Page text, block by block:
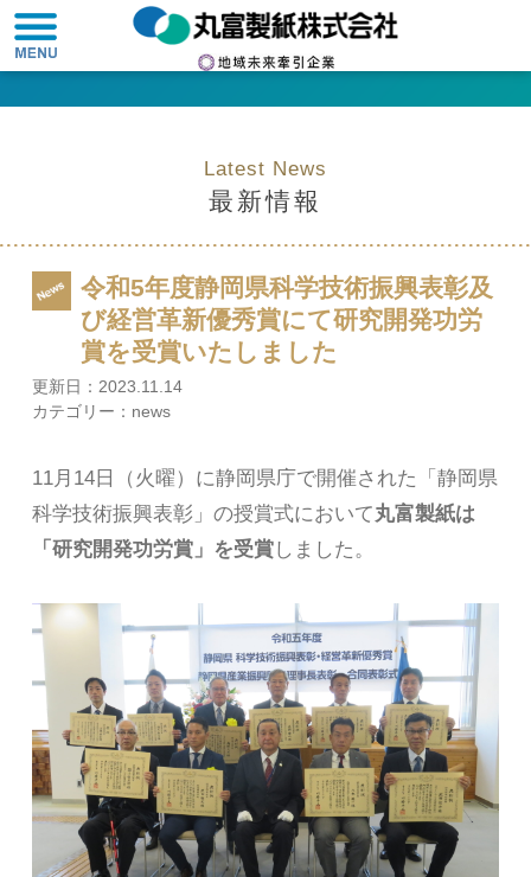
Latest News
最新情報
令和5年度静岡県科学技術振興表彰及
び経営革新優秀賞にて研究開発功労
賞を受賞いたしました
更新日： 2023.11.14
カテゴリー： news
11月14日（火曜）に静岡県庁で開催された「静岡県
科学技術振興表彰」の授賞式において丸富製紙は
「研究開発功労賞」を受賞しました。